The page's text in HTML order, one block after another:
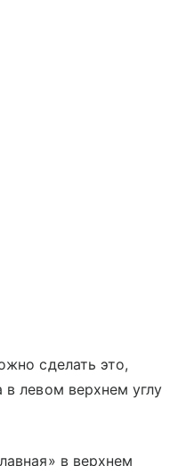
сделать это,
в левом верхнем углу
в верхнем